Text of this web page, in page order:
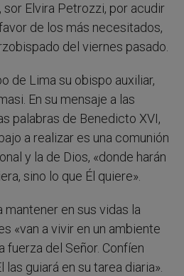
sor Elvira Petrozzi, por acudir
de los más necesitados,
del viernes pasado.
de Lima su obispo auxiliar,
En su mensaje a las
palabras de Benedicto XVI,
a realizar es una comunión
y la de Dios, «donde harán
sino lo que Él quiere».
en sus vidas la
«van a vivir en un ambiente
fuerza del Señor. Confíen
las guiará en su tarea diaria».